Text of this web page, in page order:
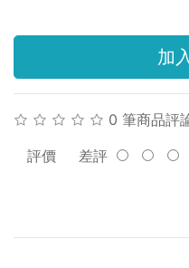
加
0 筆商品評
評價 差評